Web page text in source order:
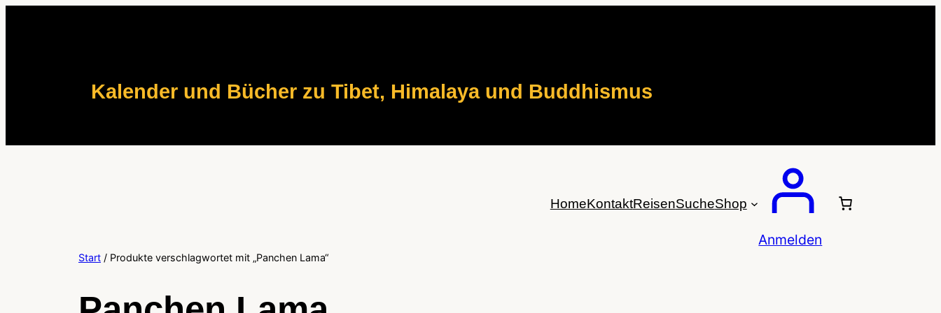
Kalender und Bücher zu Tibet, Himalaya und Buddhismus
HomeKontaktReisenSucheShop
Anmelden
Start / Produkte verschlagwortet mit „Panchen Lama“